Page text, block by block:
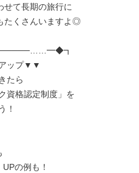
せて長期の旅行に
たくさんいますよ◎